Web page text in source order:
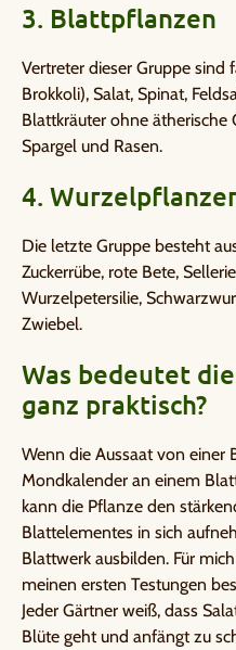
3. Blattpflanzen
Vertreter dieser Gruppe
Brokkoli), Salat, Spinat,
Blattkräuter ohne ätherische
Spargel und Rasen.
4.
Die letzte Gruppe besteht
Zuckerrübe, rote Bete,
Wurzelpetersilie,
Zwiebel.
Was bedeutet
ganz praktisch?
Wenn die Aussaat von
Mondkalender an einem
kann die Pflanze den
Blattelementes in sich
Blattwerk ausbilden. Für
meinen ersten Testungen
Jeder Gärtner weiß, dass
Blüte geht und anfängt zu